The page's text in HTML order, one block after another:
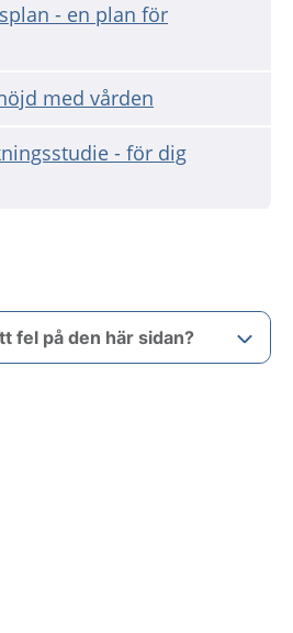
- en plan för
med vården
- för dig
fel på den här sidan?